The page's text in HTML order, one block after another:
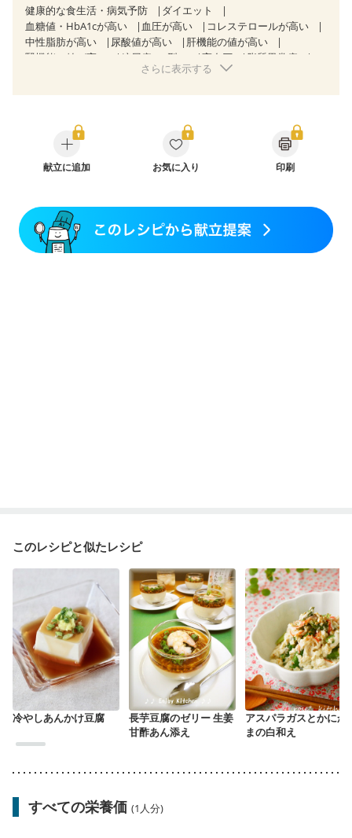
健康的な食生活・病気予防
ダイエット
血糖値・HbA1cが高い
血圧が高い
コレステロールが高い
中性脂肪が高い
尿酸値が高い
肝機能の値が高い
腎機能の値が高い
糖尿病（2型） 高血圧
脂質異常症
狭心症 心筋梗塞
糖尿病性腎症（第３期）
CKD（ステージ１）
CKD（ステージ２）
CKD（ステージ３a）
乳がん（抗がん剤治療中）
乳がん（ホルモン療法中）
胃がん（抗がん剤治療中）
胃がん治療を終えた方・経過観察中の方
大腸がん治療を終えた方・経過観察中の方
さらに表示する
献立に追加 お気に入り 印刷
このレシピと似たレシピ
冷やしあんかけ豆腐
長芋豆腐のゼリー 生姜
甘酢あん添え
アスパラガスとかにか
まの白和え
すべての栄養価 (1人分)